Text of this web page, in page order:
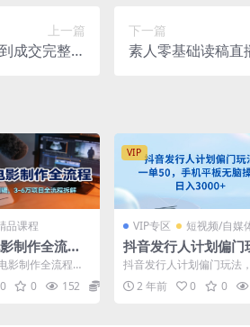
上一篇
成交完整闭
下一篇
素人零基础读稿直
品课程
制作全流
本/拍摄/剪
全流程拆解
影制作全流程课
业者、微电影创
3-6 ...
0 0 152
VIP
VIP专区 短视频/自媒
抖音发行人计划偏门
法，一单50，手机平
脑操作，日入3000+
抖音发行人计划偏门玩法，
0，手机平板无脑操作，日
0+2 年前 0 0